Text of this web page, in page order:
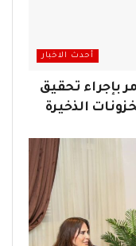
أحدث الاخبار
بإجراء تحقيق
الذخيرة